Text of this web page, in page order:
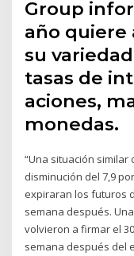
Group
año quiere
su
tasas de
aciones,
monedas.
“Una situación
disminución del 7,9
expiraran los futuros
semana después.
volvieron a firmar el
semana después del